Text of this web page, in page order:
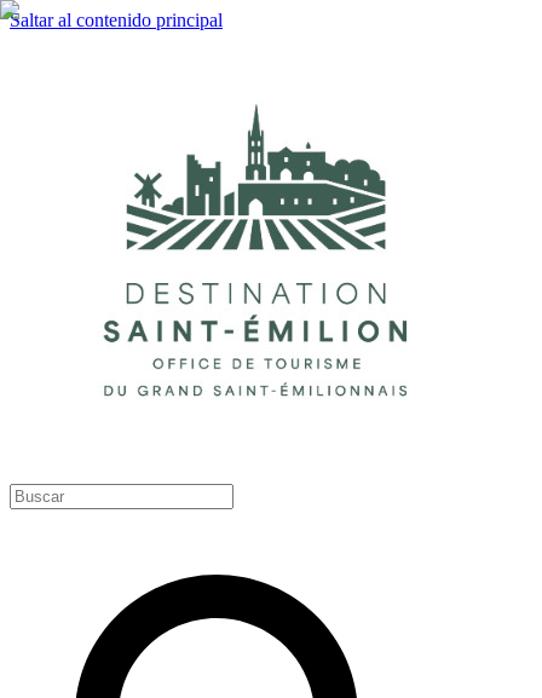
Saltar al contenido principal